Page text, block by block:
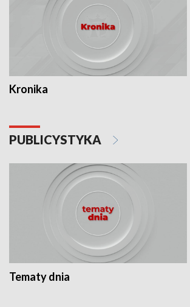
Kronika
PUBLICYSTYKA
Tematy dnia